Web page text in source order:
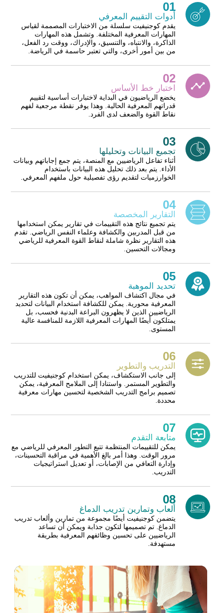
01
أدوات التقييم المعرفي
يقدم كوجنيفيت سلسلة من الاختبارات المصممة لقياس
المهارات المعرفية المختلفة. وتشمل هذه المهارات
الذاكرة، والانتباه، والتنسيق، والإدراك، ووقت رد الفعل،
من بين أمور أخرى، والتي تعتبر حاسمة في الرياضة.
02
اختبار خط الأساس
يخضع الرياضيون في البداية لاختبارات أساسية لتقييم
قدراتهم المعرفية الحالية. وهذا يوفر نقطة مرجعية لفهم
نقاط القوة والضعف لدى الفرد.
03
تجميع البيانات وتحليلها
أثناء تفاعل الرياضيين مع المنصة، يتم جمع إجاباتهم وبيانات
الأداء. يتم بعد ذلك تحليل هذه البيانات باستخدام
الخوارزميات لتقديم رؤى تفصيلية حول ملفهم المعرفي.
04
التقارير المخصصة
يتم تجميع نتائج هذه التقييمات في تقارير يمكن استخدامها
من قبل المدربين والكشافة وعلماء النفس الرياضي. تقدم
هذه التقارير نظرة شاملة لنقاط القوة المعرفية للرياضي
ومجالات التحسين.
05
تحديد الموهبة
في مجال اكتشاف المواهب، يمكن أن تكون هذه التقارير
المعرفية محورية. يمكن للكشافة استخدام البيانات لتحديد
الرياضيين الذين لا يظهرون البراعة البدنية فحسب، بل
يمتلكون أيضًا المهارات المعرفية اللازمة للمنافسة عالية
المستوى.
06
التدريب والتطوير
إلى جانب الاستكشاف، يمكن استخدام كوجنيفيت للتدريب
والتطوير المستمر. واستنادا إلى الملامح المعرفية، يمكن
تصميم برامج التدريب الشخصية لتحسين مهارات معرفية
محددة.
07
متابعة التقدم
يمكن للتقييمات المنتظمة تتبع التطور المعرفي للرياضي مع
مرور الوقت. وهذا أمر بالغ الأهمية في مراقبة التحسينات،
وإدارة التعافي من الإصابات، أو تعديل استراتيجيات
التدريب.
08
ألعاب وتمارين تدريب الدماغ
يتضمن كوجنيفيت أيضًا مجموعة من تمارين وألعاب تدريب
الدماغ. تم تصميمها لتكون جذابة ويمكن أن تساعد
الرياضيين على تحسين وظائفهم المعرفية بطريقة
مستهدفة.